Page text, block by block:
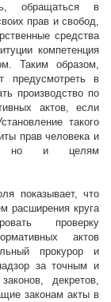
обращаться в
прав и свобод,
средства
компетенция
Таким образом,
предусмотреть в
производство по
актов, если
такого
прав человека и
но и целям
показывает, что
расширения круга
проверку
актов
прокурор и
за точным и
декретов,
законам акты в